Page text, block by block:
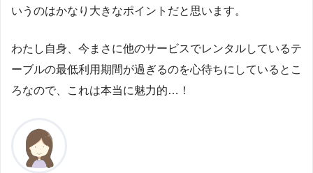
いうのはかなり大きなポイントだと思います。
わたし自身、今まさに他のサービスでレンタルしているテ
ーブルの最低利用期間が過ぎるのを心待ちにしているとこ
ろなので、これは本当に魅力的…！